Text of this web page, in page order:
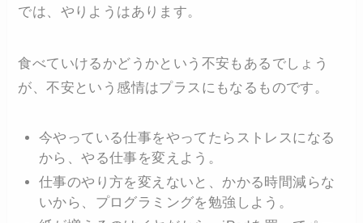
では、やりようはあります。
食べていけるかどうかという不安もあるでしょう
が、不安という感情はプラスにもなるものです。
今やっている仕事をやってたらストレスになる
から、やる仕事を変えよう。
仕事のやり方を変えないと、かかる時間減らな
いから、プログラミングを勉強しよう。